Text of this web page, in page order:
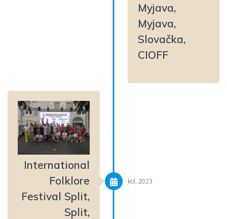
Myjava,
Myjava,
Slovačka,
CIOFF
International
Folklore
Festival Split,
Split,
kol, 2023